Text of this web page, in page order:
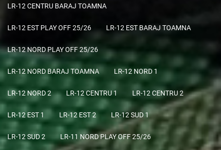
LR-12 CENTRU BARAJ TOAMNA
LR-12 EST PLAY OFF 25/26 LR-12 EST BARAJ TOAMNA
LR-12 NORD PLAY OFF 25/26
LR-12 NORD BARAJ TOAMNA LR-12 NORD 1
LR-12 NORD 2 LR-12 CENTRU 1 LR-12 CENTRU 2
LR-12 EST 1 LR-12 EST 2 LR-12 SUD 1
LR-12 SUD 2 LR-11 NORD PLAY OFF 25/26